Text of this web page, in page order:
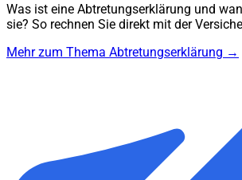
Was ist eine Abtretungserklärung und
sie? So rechnen Sie direkt mit der
Mehr zum Thema Abtretungserklärung →